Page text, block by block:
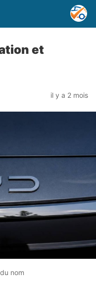
et
il y a 2 mois
nom